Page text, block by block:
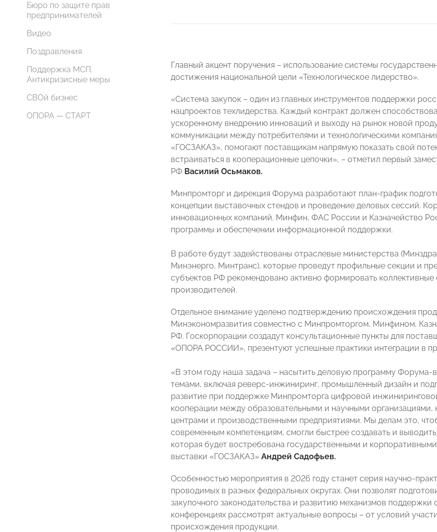
Бюро по защите прав
предпринимателей
Видео
Поздравления
Поддержка МСП.
Антикризисные меры
СВОй бизнес
ОПОРА — СТАРТ
Главный акцент поручения – использование системы
достижения национальной цели «Технологическое лидерство».
«Система закупок – один из главных инструментов поддержки
нацпроектов техлидерства. Каждый контракт должен
ускоренному внедрению инноваций и выходу на рынок новой
коммуникации между потребителями и технологическими
«ГОСЗАКАЗ», помогают поставщикам напрямую показать свой
встраиваться в кооперационные цепочки», – отметил первый
РФ Василий Осьмаков.
Минпромторг и дирекция Форума разработают план-график
концепции выставочных стендов и проведение деловых сессий.
инновационных компаний. Минфин, ФАС России и Казначейство
программы и обеспечении информационной поддержки.
В работе будут задействованы отраслевые министерства
Минэнерго, Минтранс), которые проведут профильные секции и
субъектов РФ рекомендовано активно формировать
производителей.
Отдельное внимание уделено подтверждению происхождения
Минэкономразвития совместно с Минпромторгом, Минфином,
РФ. Госкорпорации создадут консультационные пункты для
«ОПОРА РОССИИ», презентуют успешные практики интеграции в
«В этом году наша задача – насытить деловую программу
темами, включая реверс-инжиниринг, промышленный дизайн и
развитие при поддержке Минпромторга цифровой
кооперации между образовательными и научными
центрами и производственными предприятиями. Мы делам это,
современным компетенциям, смогли быстрее создавать и
которая будет востребована государственными и
выставки «ГОСЗАКАЗ» Андрей Садофьев.
Особенностью мероприятия в 2026 году станет серия научно-
проводимых в разных федеральных округах. Они позволят
закупочного законодательства и развитию механизмов
конференциях рассмотрят актуальные вопросы – от условий
происхождения продукции.